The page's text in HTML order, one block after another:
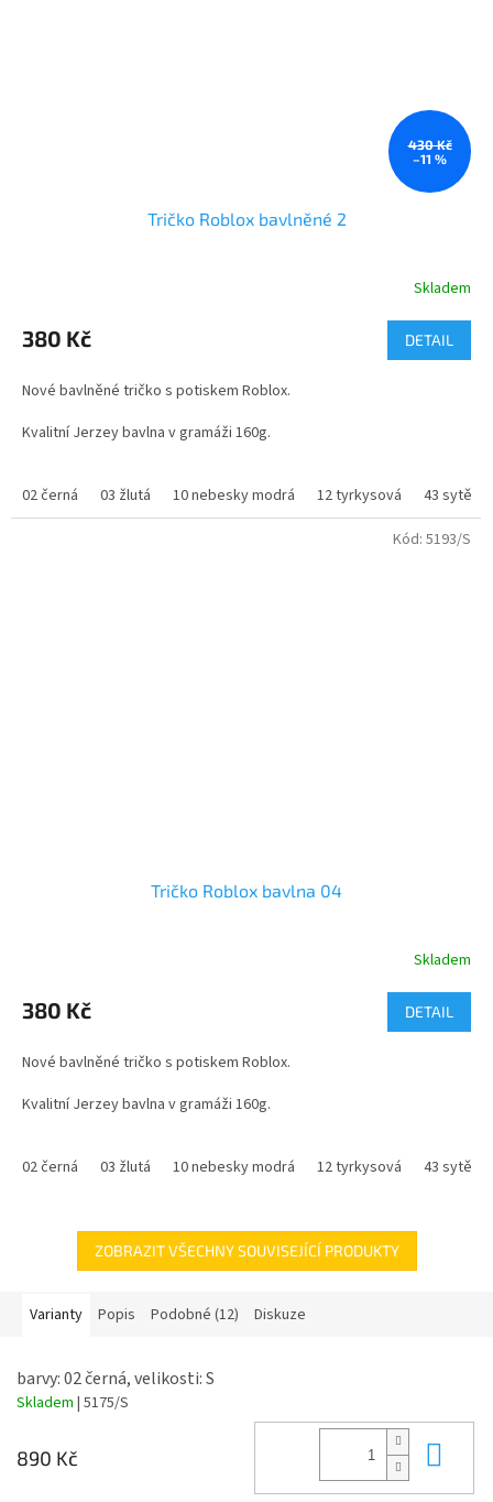
430 Kč
–11 %
Tričko Roblox bavlněné 2
produktu
je
z
hvězdiček.
Skladem
380 Kč DETAIL
Nové bavlněné tričko s potiskem Roblox.
Kvalitní Jerzey bavlna v gramáži 160g.
nebo peněženkou.
02 černá 03 žlutá 10 nebesky modrá 12 tyrkysová 43 sytě
Tričko Roblox bavlna 04
produktu
je
z
hvězdiček.
Skladem
380 Kč DETAIL
Nové bavlněné tričko s potiskem Roblox.
Kvalitní Jerzey bavlna v gramáži 160g.
Trička s tematikou počítačové hry ROBLOX můžete doplnit
teplákovou soupravou nebo kšiltovkou Roblox.
02 černá 03 žlutá 10 nebesky modrá 12 tyrkysová 43 sytě
Kód: 5193/S
ZOBRAZIT VŠECHNY SOUVISEJÍCÍ PRODUKTY
Varianty Popis Podobné (12) Diskuze
barvy: 02 černá, velikosti: S
Skladem | 5175/S
890 Kč